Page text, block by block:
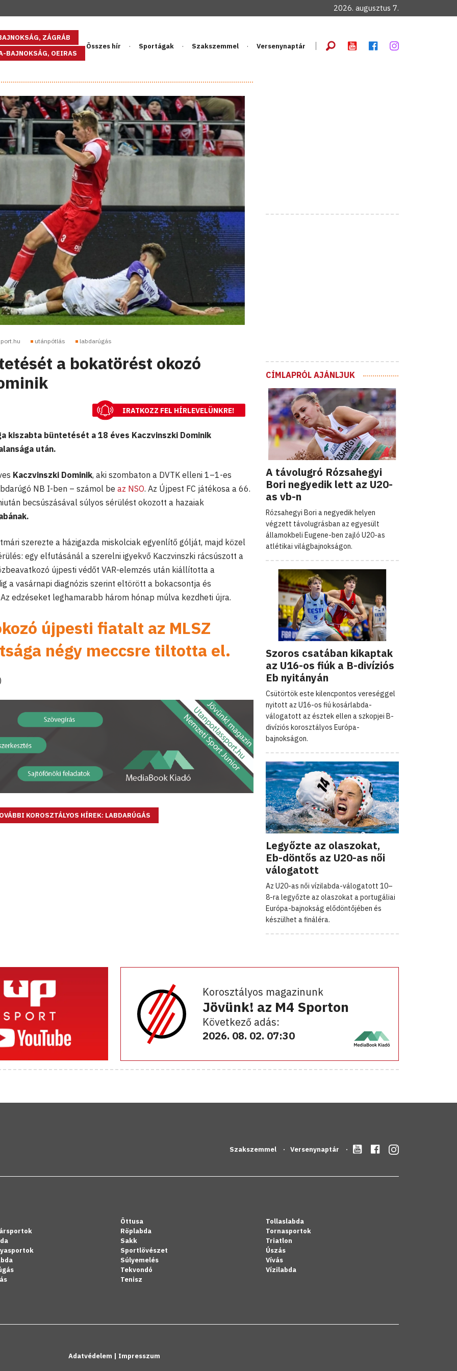
2026. augusztus 7.
ZÁGRÁB
BAJNOKSÁG, OEIRAS
Összes hír Sportágak Szakszemmel Versenynaptár
utánpótlás labdarúgás
a bokatörést okozó
IRATKOZZ FEL HÍRLEVELÜNKRE!
kiszabta büntetését a 18 éves Kaczvinszki Dominik
után.
Kaczvinszki Dominik, aki szombaton a DVTK elleni 1–1-es
NB I-ben – számol be az NSO. Az Újpest FC játékosa a 66.
becsúszásával súlyos sérülést okozott a hazaiak
szerezte a házigazda miskolciak egyenlítő gólját, majd közel
egy elfutásánál a szerelni igyekvő Kaczvinszki rácsúszott a
újpesti védőt VAR-elemzés után kiállította a
a vasárnapi diagnózis szerint eltörött a bokacsontja és
edzéseket leghamarabb három hónap múlva kezdheti újra.
újpesti fiatalt az MLSZ
négy meccsre tiltotta el.
KOROSZTÁLYOS HÍREK: LABDARÚGÁS
CÍMLAPRÓL AJÁNLJUK
A távolugró Rózsahegyi
Bori negyedik lett az U20-
as vb-n
Rózsahegyi Bori a negyedik helyen
végzett távolugrásban az egyesült
államokbeli Eugene-ben zajló U20-as
atlétikai világbajnokságon.
Szoros csatában kikaptak
az U16-os fiúk a B-divíziós
Eb nyitányán
Csütörtök este kilencpontos vereséggel
nyitott az U16-os fiú kosárlabda-
válogatott az észtek ellen a szkopjei B-
divíziós korosztályos Európa-
bajnokságon.
Legyőzte az olaszokat,
Eb-döntős az U20-as női
válogatott
Az U20-as női vízilabda-válogatott 10–
8-ra legyőzte az olaszokat a portugáliai
Európa-bajnokság elődöntőjében és
készülhet a fináléra.
Korosztályos magazinunk
Jövünk! az M4 Sporton
Következő adás:
2026. 08. 02. 07:30
Szakszemmel Versenynaptár
Öttusa
Röplabda
Sakk
Sportlövészet
Súlyemelés
Tekvondó
Tenisz
Tollaslabda
Tornasportok
Triatlon
Úszás
Vívás
Vízilabda
Adatvédelem | Impresszum